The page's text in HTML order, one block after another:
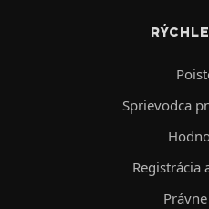
Sprievodca
Registrácia